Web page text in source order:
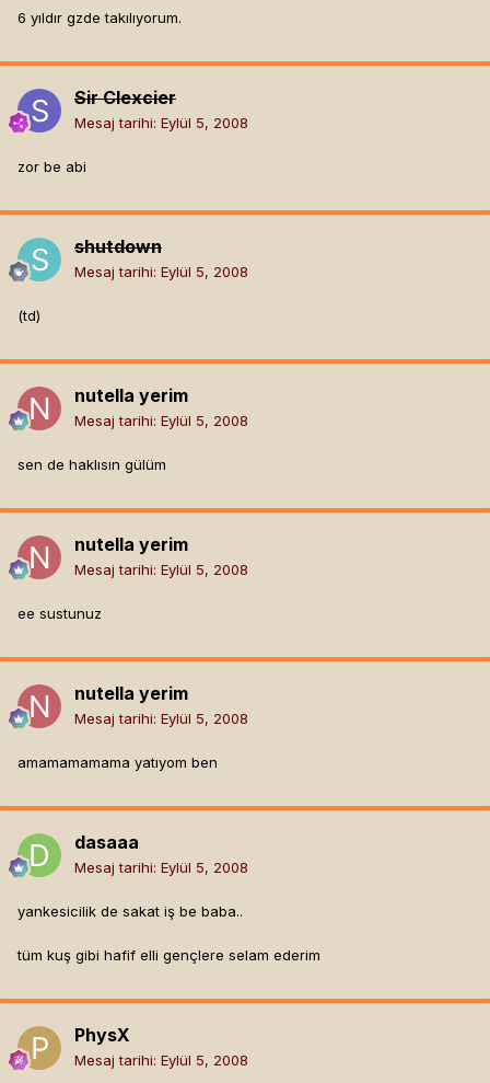
6 yıldır gzde takılıyorum.
Sir Clexcier
Mesaj tarihi: Eylül 5, 2008
zor be abi
shutdown
Mesaj tarihi: Eylül 5, 2008
(td)
nutella yerim
Mesaj tarihi: Eylül 5, 2008
sen de haklısın gülüm
nutella yerim
Mesaj tarihi: Eylül 5, 2008
ee sustunuz
nutella yerim
Mesaj tarihi: Eylül 5, 2008
amamamamama yatıyom ben
dasaaa
Mesaj tarihi: Eylül 5, 2008
yankesicilik de sakat iş be baba..
tüm kuş gibi hafif elli gençlere selam ederim
PhysX
Mesaj tarihi: Eylül 5, 2008